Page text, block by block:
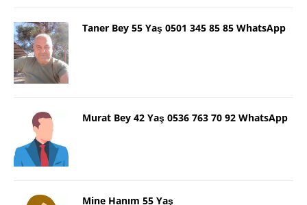
Taner Bey 55 Yaş 0501 345 85 85 WhatsApp
Murat Bey 42 Yaş 0536 763 70 92 WhatsApp
Mine Hanım 55 Yaş